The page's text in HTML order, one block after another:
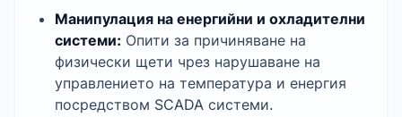
Манипулация на енергийни и охладителни
системи: Опити за причиняване на
физически щети чрез нарушаване на
управлението на температура и енергия
посредством SCADA системи.